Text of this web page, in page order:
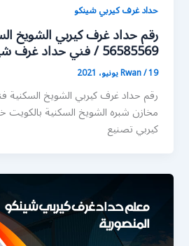
حداد غرف كيربي شينكو
رقم حداد غرف كيربي الشويخ
56585569 / فني حداد غرف شينكو مخازن شبره
Rwan/19 يونيو، 2021
رقم حداد غرف كيربي الشويخ
مخازن شبره الشويخ السكنية
كيربي تصنيع